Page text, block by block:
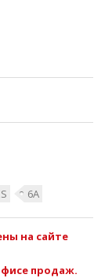
6А
на сайте
продаж.